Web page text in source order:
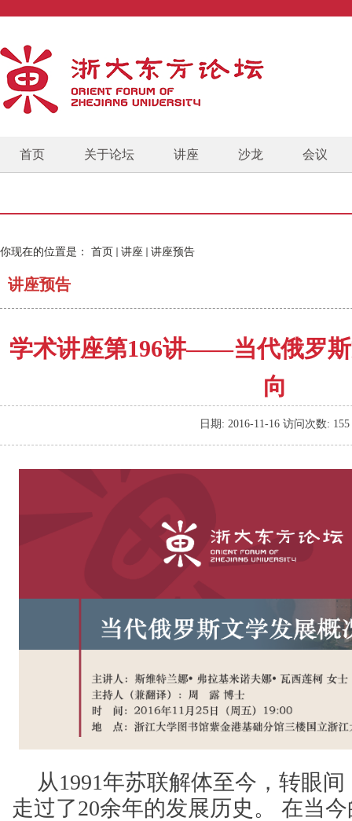
首页 关于论坛 讲座 沙龙 会议
你现在的位置是： 首页 讲座 讲座预告
讲座预告
学术讲座第196讲——当代俄罗
向
日期: 2016-11-16 访问次数: 155
从1991年苏联解体至今，转眼
走过了20余年的发展历史。 在当